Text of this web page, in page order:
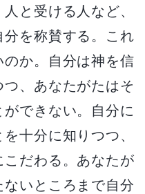
と受ける人など、
を称賛する。これ
か。自分は神を信
、あなたがたはそ
できない。自分に
十分に知りつつ、
だわる。あなたが
いところまで自分